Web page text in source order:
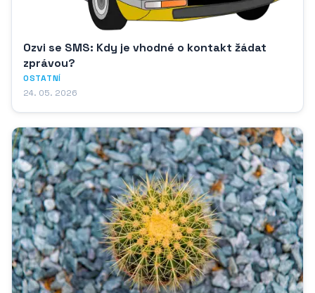
Ozvi se SMS: Kdy je vhodné o kontakt žádat
zprávou?
OSTATNÍ
24. 05. 2026